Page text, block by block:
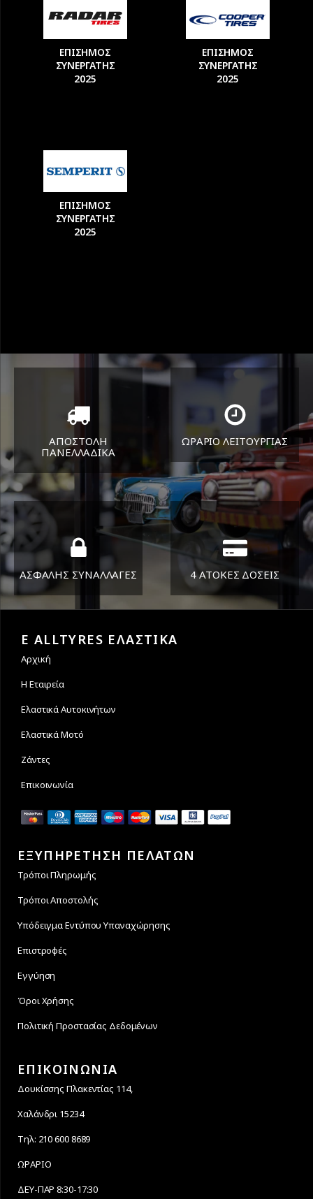
ΕΠΙΣΗΜΟΣ
ΣΥΝΕΡΓΑΤΗΣ
2025
ΕΠΙΣΗΜΟΣ
ΣΥΝΕΡΓΑΤΗΣ
2025
ΕΠΙΣΗΜΟΣ
ΣΥΝΕΡΓΑΤΗΣ
2025
ΑΠΟΣΤΟΛΗ
ΠΑΝΕΛΛΑΔΙΚA
Όπου και αν είστε θα σας
στείλουμε τα ελαστικά σας
ΩΡΑΡΙΟ ΛΕΙΤΟΥΡΓΙΑΣ
ΔΕΥ-ΠΑΡ 8:30-17:30
ΣΑΒ 8:30-13:30
ΑΣΦΑΛΗΣ ΣΥΝΑΛΛΑΓΕΣ 4 ΑΤΟΚΕΣ ΔΟΣΕΙΣ
E ALLTYRES ΕΛΑΣΤΙΚΑ
Αρχική
Η Εταιρεία
Ελαστικά Αυτοκινήτων
Ελαστικά Μοτό
Ζάντες
Επικοινωνία
ΕΞΥΠΗΡΕΤΗΣΗ ΠΕΛΑΤΩΝ
Τρόποι Πληρωμής
Τρόποι Αποστολής
Υπόδειγμα Εντύπου Υπαναχώρησης
Επιστροφές
Εγγύηση
Όροι Χρήσης
Πολιτική Προστασίας Δεδομένων
ΕΠΙΚΟΙΝΩΝΙΑ
Δουκίσσης Πλακεντίας 114,
Χαλάνδρι 15234
Τηλ: 210 600 8689
ΩΡΑΡΙΟ
ΔΕΥ-ΠΑΡ 8:30-17:30